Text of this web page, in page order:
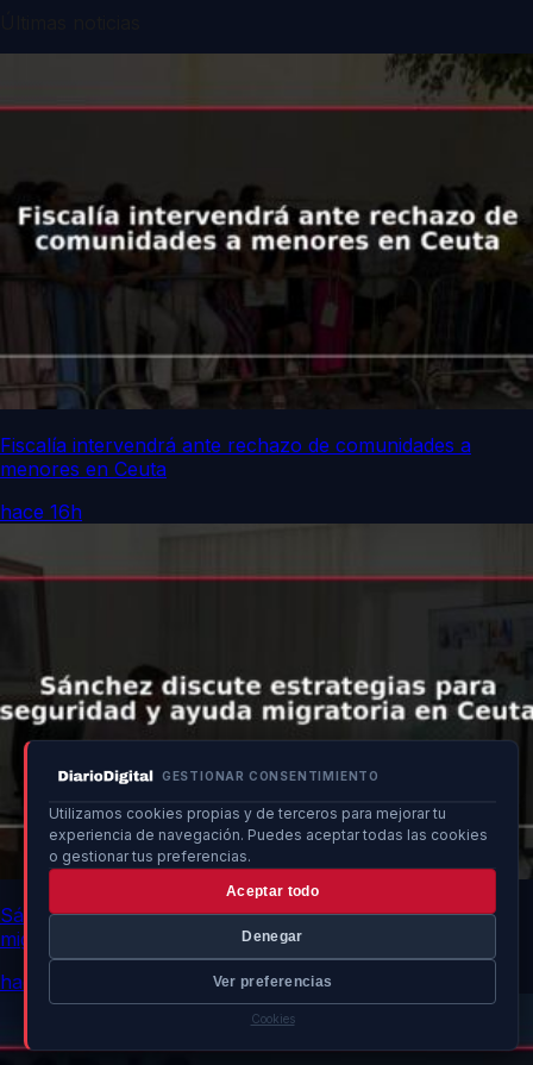
GESTIONAR CONSENTIMIENTO
Utilizamos cookies propias y de terceros para mejorar tu
experiencia de navegación. Puedes aceptar todas las cookies
o gestionar tus preferencias.
Aceptar todo
Denegar
Ver preferencias
Cookies
Fiscalía intervendrá ante rechazo de comunidades a
menores en Ceuta
hace 16h
Sánchez discute estrategias para seguridad y ayuda
migratoria en Ceuta
hace 16h